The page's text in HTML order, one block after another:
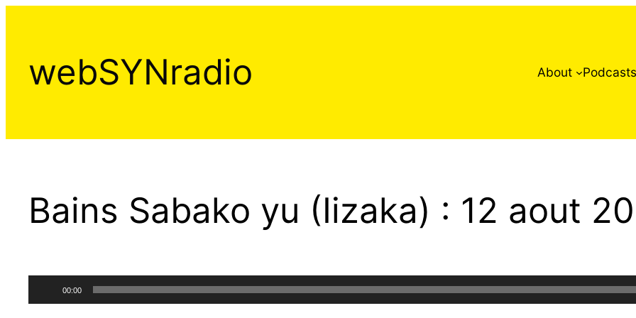
webSYNradio About Podcasts
Bains Sabako yu (Iizaka) : 12 aout
Lecteur
audio
00:00